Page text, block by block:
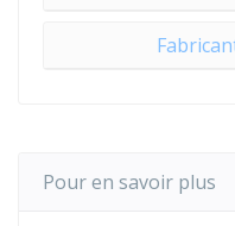
Pour en savoir plus